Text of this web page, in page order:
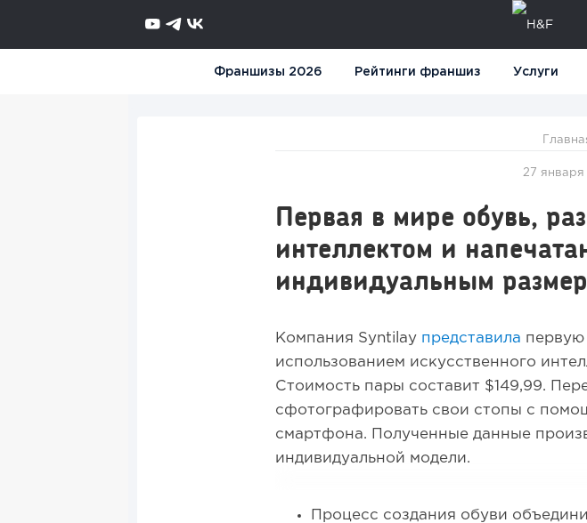
Франшизы 2026 Рейтинги франшиз Услуги
27 января
Первая в мире обувь,
интеллектом и
индивидуальным
Компания Syntilay представила первую
использованием искусственного
Стоимость пары составит $149,99.
сфотографировать свои стопы с
смартфона. Полученные данные
индивидуальной модели.
Процесс создания обуви